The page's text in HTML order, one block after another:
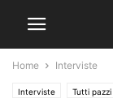
Home Interviste
Interviste Tutti